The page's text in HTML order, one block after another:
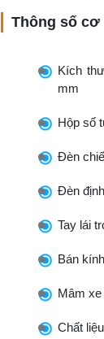
Thông số cơ
Kích
mm​
Hộp số
Đèn
Đèn
Tay lái
Bán
Mâm
Chất